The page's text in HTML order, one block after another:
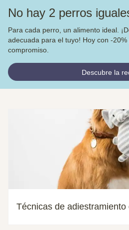
No hay 2 perros
Para cada perro, un alimento ideal.
adecuada para el tuyo! Hoy con -
compromiso.
Descubre la
Técnicas de adiestramiento